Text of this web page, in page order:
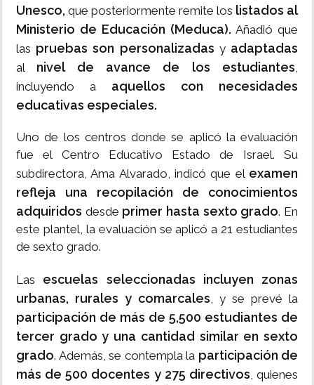
Unesco, que posteriormente remite los listados al
Ministerio de Educación (Meduca). Añadió que
las pruebas son personalizadas y adaptadas
al nivel de avance de los estudiantes,
incluyendo a aquellos con necesidades
educativas especiales.
Uno de los centros donde se aplicó la evaluación
fue el Centro Educativo Estado de Israel. Su
subdirectora, Ama Alvarado, indicó que el examen
refleja una recopilación de conocimientos
adquiridos desde primer hasta sexto grado. En
este plantel, la evaluación se aplicó a 21 estudiantes
de sexto grado.
Las escuelas seleccionadas incluyen zonas
urbanas, rurales y comarcales, y se prevé la
participación de más de 5,500 estudiantes de
tercer grado y una cantidad similar en sexto
grado. Además, se contempla la participación de
más de 500 docentes y 275 directivos, quienes